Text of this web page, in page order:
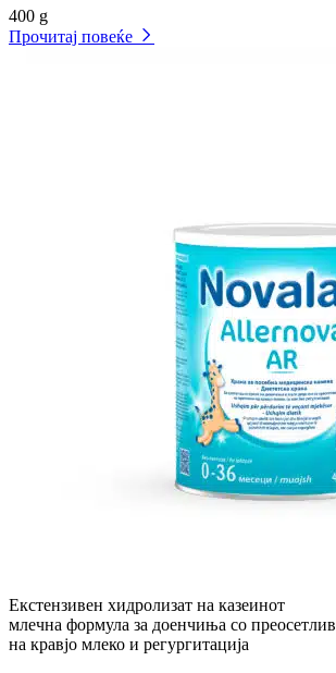
400 g
Прочитај повеќе
Екстензивен хидролизат на казеинот
млечна формула за доенчиња со
на кравјо млеко и регургитација